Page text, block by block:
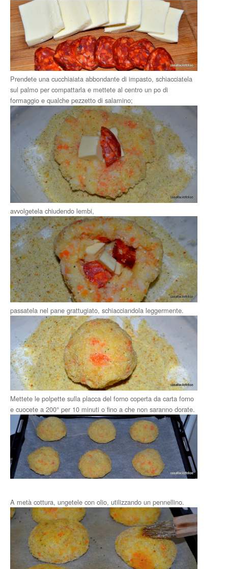
Prendete una cucchiaiata abbondante di impasto, schiacciatela
sul palmo per compattarla e mettete al centro un po di
formaggio e qualche pezzetto di salamino;
avvolgetela chiudendo lembi,
passatela nel pane grattugiato, schiacciandola leggermente.
Mettete le polpette sulla placca del forno coperta da carta forno
e cuocete a 200° per 10 minuti o fino a che non saranno dorate.
A metà cottura, ungetele con olio, utilizzando un pennellino.